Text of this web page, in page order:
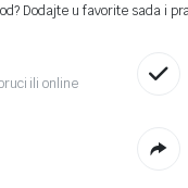
Dodajte u favorite sada i
ili online